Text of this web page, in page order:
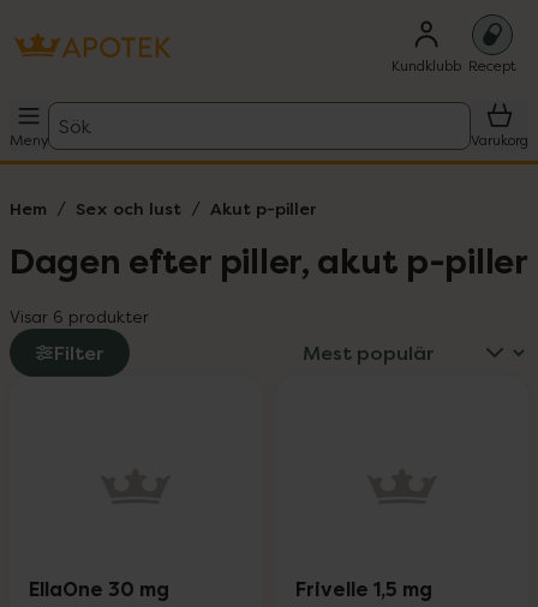
Kundklubb Recept
Meny
Sök
Varukorg
Hem Sex och lust Akut p-piller
Dagen efter piller, akut p-piller
Visar 6 produkter
Filter
EllaOne 30 mg Frivelle 1,5 mg